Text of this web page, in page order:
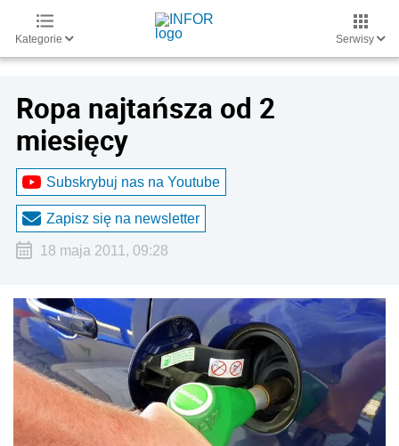
Kategorie Serwisy
Ropa najtańsza od 2
miesięcy
Subskrybuj nas na Youtube
Zapisz się na newsletter
18 maja 2011, 09:28